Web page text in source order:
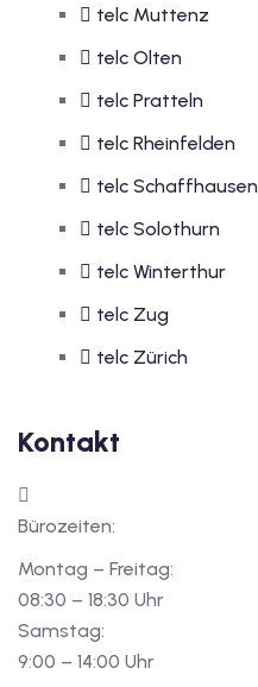
telc Muttenz
telc Olten
telc Pratteln
telc Rheinfelden
telc Schaffhausen
telc Solothurn
telc Winterthur
telc Zug
telc Zürich
Kontakt
Bürozeiten:
Montag – Freitag:
08:30 – 18:30 Uhr
Samstag:
9:00 – 14:00 Uhr